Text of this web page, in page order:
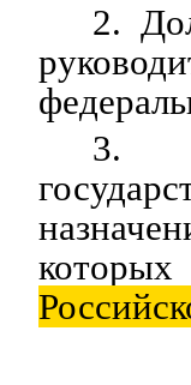
2.
3.